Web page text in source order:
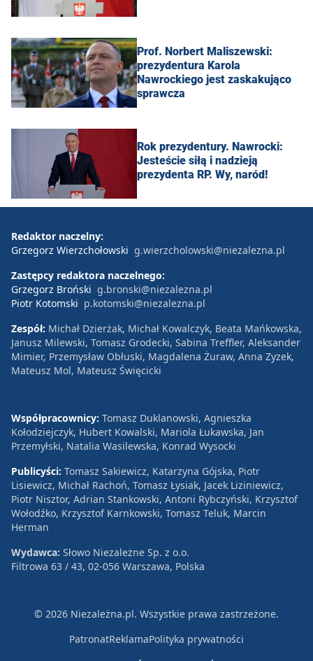
Prof. Norbert Maliszewski:
prezydentura Karola
Nawrockiego jest zaskakująco
sprawcza
Rok prezydentury. Nawrocki:
Jesteście siłą i nadzieją
prezydenta RP. Wy, naród!
Redaktor naczelny:
Grzegorz Wierzchołowski g.wierzcholowski@niezalezna.pl
Zastępcy redaktora naczelnego:
Grzegorz Broński g.bronski@niezalezna.pl
Piotr Kotomski p.kotomski@niezalezna.pl
Zespół: Michał Dzierżak, Michał Kowalczyk, Beata Mańkowska,
Janusz Milewski, Tomasz Grodecki, Sabina Treffler, Aleksander
Mimier, Przemysław Obłuski, Magdalena Żuraw, Anna Zyzek,
Mateusz Mol, Mateusz Święcicki
Współpracownicy: Tomasz Duklanowski, Agnieszka
Kołodziejczyk, Hubert Kowalski, Mariola Łukawska, Jan
Przemyłski, Natalia Wasilewska, Konrad Wysocki
Publicyści: Tomasz Sakiewicz, Katarzyna Gójska, Piotr
Lisiewicz, Michał Rachoń, Tomasz Łysiak, Jacek Liziniewicz,
Piotr Nisztor, Adrian Stankowski, Antoni Rybczyński, Krzysztof
Wołodźko, Krzysztof Karnkowski, Tomasz Teluk, Marcin
Herman
Wydawca: Słowo Niezależne Sp. z o.o.
Filtrowa 63 / 43, 02-056 Warszawa, Polska
© 2026 Niezależna.pl. Wszystkie prawa zastrzeżone.
PatronatReklamaPolityka prywatności